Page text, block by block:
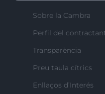
Sobre la Cambra
Perfil del
Transparència
Preu taula cítrics
Enllaços d’Interés